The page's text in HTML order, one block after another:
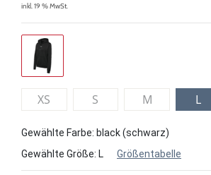
inkl. 19 % MwSt.
XS S M L
Gewählte Farbe: black (schwarz)
Gewählte Größe: L Größentabelle